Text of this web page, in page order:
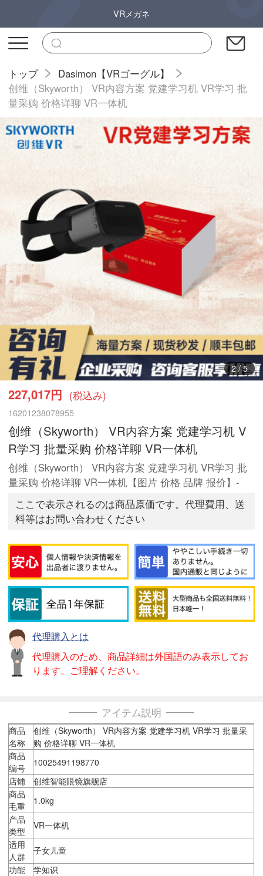
VRメガネ
トップ
Dasimon【VRゴーグル】
创维（Skyworth） VR内容方案 党建学习机 VR学习 批
量采购 价格详聊 VR一体机
2/5
227,017円 (税込み)
16201238078955
创维（Skyworth） VR内容方案 党建学习机 V
R学习 批量采购 价格详聊 VR一体机
创维（Skyworth） VR内容方案 党建学习机 VR学习 批
量采购 价格详聊 VR一体机【图片 价格 品牌 报价】-
ここで表示されるのは商品原価です。代理費用、送
料等はお問い合わせください
代理購入とは
代理購入のため、商品詳細は外国語のみ表示してお
ります。ご理解ください。
アイテム説明
商品
名称
创维（Skyworth） VR内容方案 党建学习机 VR学习 批量采
购 价格详聊 VR一体机
商品
编号
10025491198770
店铺
创维智能眼镜旗舰店
商品
毛重
1.0kg
产品
类型
VR一体机
适用
人群
子女儿童
功能
学知识